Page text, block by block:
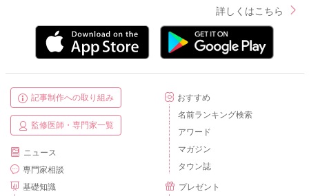
詳しくはこちら
記事制作への取り組み
監修医師・専門家一覧
ニュース
専門家相談
基礎知識
おすすめ
名前ランキング検索
アワード
マガジン
タウン誌
プレゼント